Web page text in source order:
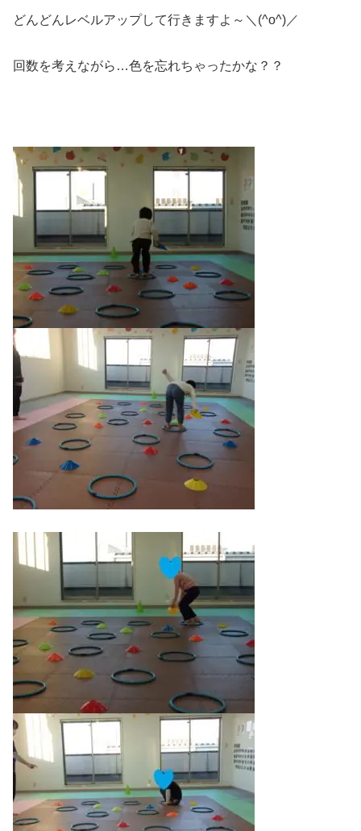
どんどんレベルアップして行きますよ～＼(^o^)／
回数を考えながら…色を忘れちゃったかな？？